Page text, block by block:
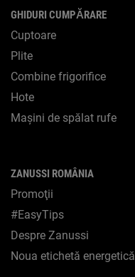
GHIDURI CUMPĂRARE
Cuptoare
Plite
Combine frigorifice
Hote
Maşini de spălat rufe
ZANUSSI ROMÂNIA
Promoţii
#EasyTips
Despre Zanussi
Noua etichetă energetică